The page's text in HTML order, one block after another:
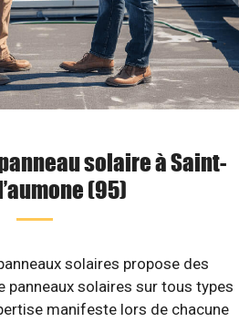
solaire à Saint-
(95)
solaires propose des
panneaux solaires sur tous types
manifeste lors de chacune